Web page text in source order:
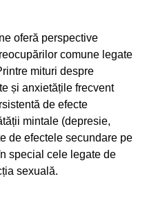
oferă perspective
comune legate
mituri despre
și anxietățile frecvent
de efecte
mintale (depresie,
de efectele secundare pe
special cele legate de
sexuală.